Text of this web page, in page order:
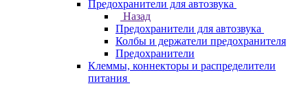
Предохранители для автозвука
Назад
Предохранители для автозвука
Колбы и держатели предохранителя
Предохранители
Клеммы, коннекторы и распределители
питания